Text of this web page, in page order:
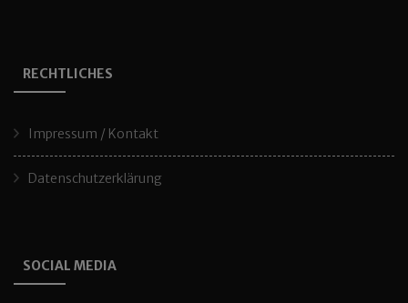
RECHTLICHES
Impressum / Kontakt
Datenschutzerklärung
SOCIAL MEDIA